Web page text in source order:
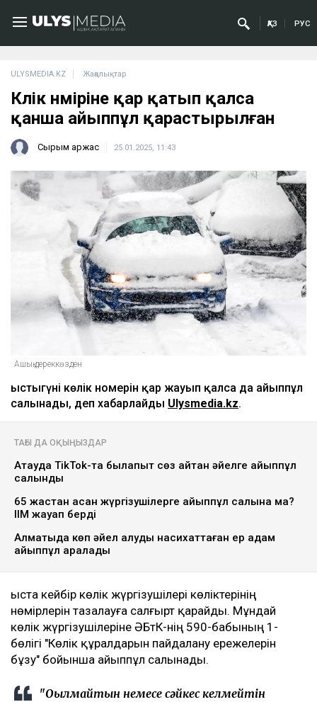
ҚАЗ РУС
ULYSMEDIA.KZ Жаңалықтар
Көлік нөміріне қар қатып қалса
қанша айыппұл қарастырылған
Сырым Қаржас 25.01.2025, 11:43
Ашық дереккөзден
Қыстыгүні көлік номерін қар жауып қалса да айыппұл
салынады, деп хабарлайды Ulysmedia.kz.
ТАҒЫ ДА ОҚЫҢЫЗДАР
Ақтауда TikTok-та былапыт сөз айтқан әйелге айыппұл
салынды
65 жастан асқан жүргізушілерге айыппұл салына ма?
ІІМ жауап берді
Алматыда көп әйел алуды насихаттаған ер адам
айыппұл арқалады
Қыста кейбір көлік жүргізушілері көліктерінің
нөмірлерін тазалауға салғырт қарайды. Мұндай
көлік жүргізушілеріне ӘҚБтК-нің 590-бабының 1-
бөлігі "Көлік құралдарын пайдалану ережелерін
бұзу" бойынша айыппұл салынады.
"Оқылмайтын немесе сәйкес келмейтін